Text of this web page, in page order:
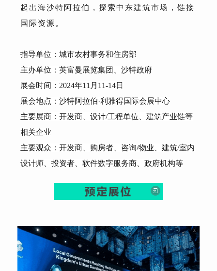
起 出海沙特 阿拉伯，探索 中东建筑市场 ，链接
国际资源。
指导单位：城市农村事务和住房部
主办单位：英富曼展览集团、沙特政府
展会时间：2024年11月11-14日
展会地点：沙特阿拉伯·利雅得国际会展中心
主要展商：开发商、设计/工程单位、建筑产业链等
相关企业
主要观众：开发商、购房者、 咨询/物业、建筑/室内
设计师、投资者、软件数字服务商、政府机构等